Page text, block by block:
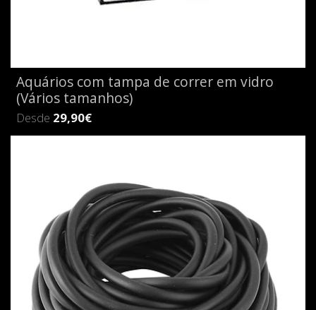
Aquários com tampa de correr em vidro
(Vários tamanhos)
Desde 29,90€